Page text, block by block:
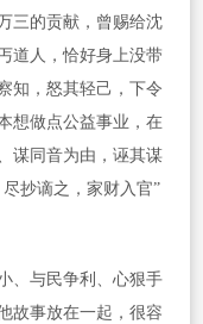
的贡献，曾赐给沈
道人，恰好身上没带
知，怒其轻己，下令
想做点公益事业，在
谋同音为由，诬其谋
抄谪之，家财入官”
与民争利、心狠手
故事放在一起，很容